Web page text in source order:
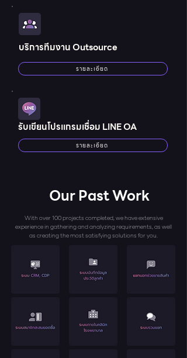
บริการทีมงาน Outsource
รายละเอียด
รับเขียนโปรแกรมเชื่อม LINE OA
รายละเอียด
Our Past Work
With over 100 projects completed, we have extensive
experience in gathering and analyzing requirements, as well
as creating the most satisfying solutions for you.